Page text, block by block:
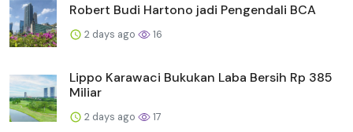
Robert Budi Hartono jadi Pengendali BCA
2 days ago 16
Lippo Karawaci Bukukan Laba Bersih Rp 385
Miliar
2 days ago 17